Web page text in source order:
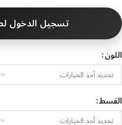
تسجيل الدخول
اللون
القسط